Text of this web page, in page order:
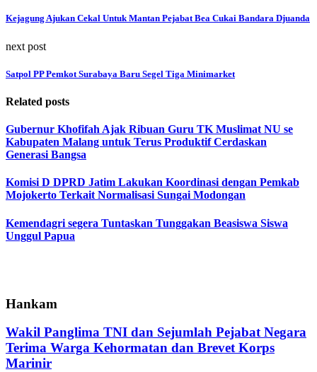
Kejagung Ajukan Cekal Untuk Mantan Pejabat Bea Cukai Bandara Djuanda
next post
Satpol PP Pemkot Surabaya Baru Segel Tiga Minimarket
Related posts
Gubernur Khofifah Ajak Ribuan Guru TK Muslimat NU se
Kabupaten Malang untuk Terus Produktif Cerdaskan
Generasi Bangsa
Komisi D DPRD Jatim Lakukan Koordinasi dengan Pemkab
Mojokerto Terkait Normalisasi Sungai Modongan
Kemendagri segera Tuntaskan Tunggakan Beasiswa Siswa
Unggul Papua
Hankam
Wakil Panglima TNI dan Sejumlah Pejabat Negara
Terima Warga Kehormatan dan Brevet Korps
Marinir